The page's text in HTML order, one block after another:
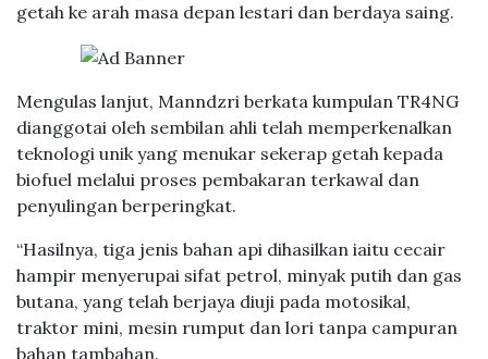
getah ke arah masa depan lestari dan berdaya saing.
Mengulas lanjut, Manndzri berkata kumpulan TR4NG
dianggotai oleh sembilan ahli telah memperkenalkan
teknologi unik yang menukar sekerap getah kepada
biofuel melalui proses pembakaran terkawal dan
penyulingan berperingkat.
“Hasilnya, tiga jenis bahan api dihasilkan iaitu cecair
hampir menyerupai sifat petrol, minyak putih dan gas
butana, yang telah berjaya diuji pada motosikal,
traktor mini, mesin rumput dan lori tanpa campuran
bahan tambahan.